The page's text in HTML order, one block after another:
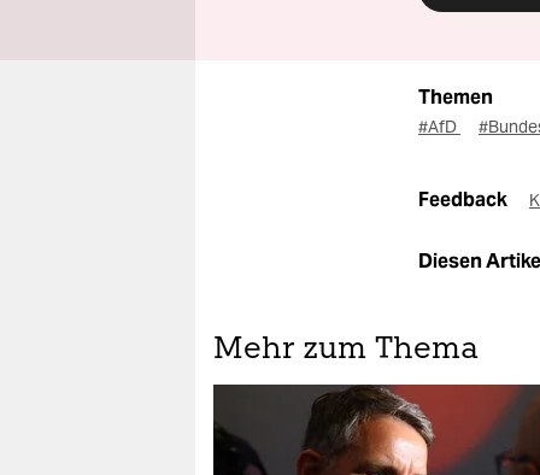
Themen
#AfD
Feedback
Diesen
Mehr zum Thema